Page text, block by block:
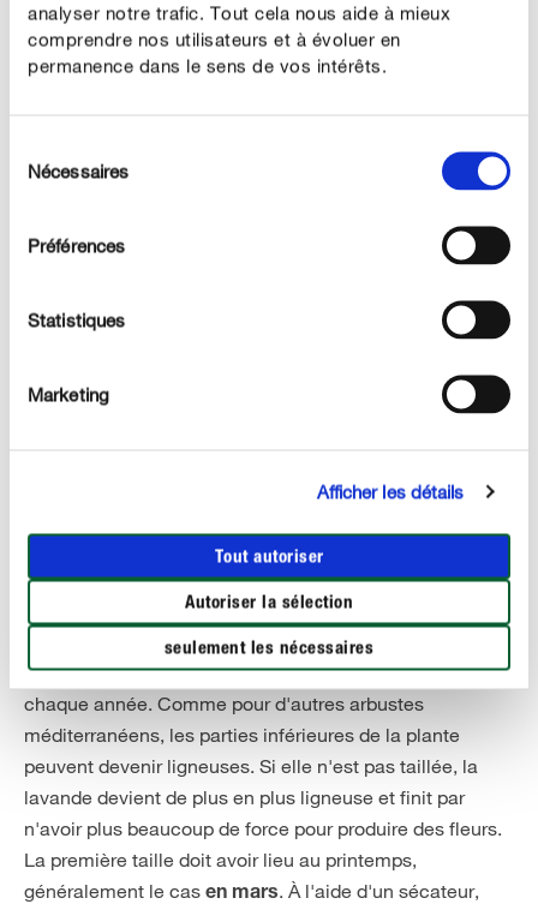
analyser notre trafic. Tout cela nous aide à mieux
comprendre nos utilisateurs et à évoluer en
permanence dans le sens de vos intérêts.
duNécessaires
Préférences
Statistiques
Marketing
Afficher les détails
Tout autoriser
Autoriser la sélection
seulement les nécessaires
Fertiliser la lavande papillon
En ce qui concerne la fertilisation, la lavande papillon
est également très
d'éléments nutritifs, ses besoins sont donc plutôt faibles.
Si vous avez utilisé un terreau contenant de l'engrais ou
un engrais longue durée pour plantes à fleurs lors de la
qu'après la taille en été, lorsqu'elle repousse, qu'elle
conseille d'utiliser un engrais liquide à action rapide.
quatre semaines pendant la période de floraison. Le
nouvel apport d'engrais ou de terreau frais.
Tailler la lavande papillon
Pour que votre lavande papillon reste vigoureuse après
quelques années, nous vous conseillons de la tailler
chaque année. Comme pour d'autres arbustes
méditerranéens, les parties inférieures de la plante
peuvent devenir ligneuses. Si elle n'est pas taillée, la
lavande devient de plus en plus ligneuse et finit par
n'avoir plus beaucoup de force pour produire des fleurs.
La première taille doit avoir lieu au printemps,
généralement le cas en mars. À l'aide d'un sécateur,